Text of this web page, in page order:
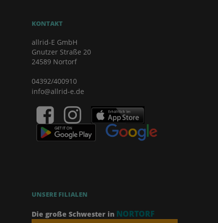
KONTAKT
allrid-E GmbH
Gnutzer Straße 20
24589 Nortorf
04392/400910
info@allrid-e.de
UNSERE FILIALEN
Die große Schwester in NORTORF